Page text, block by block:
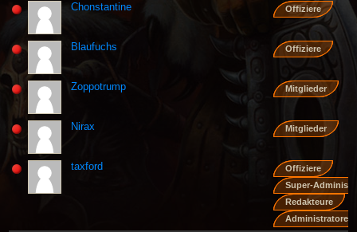
Chonstantine Offiziere
Blaufuchs Offiziere
Zoppotrump Mitglieder
Nirax Mitglieder
taxford
Offiziere
Super-
Redakteure
Administratoren